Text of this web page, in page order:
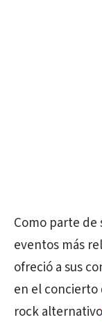
Como parte de
eventos más
ofreció a sus
en el concierto
rock alternativo